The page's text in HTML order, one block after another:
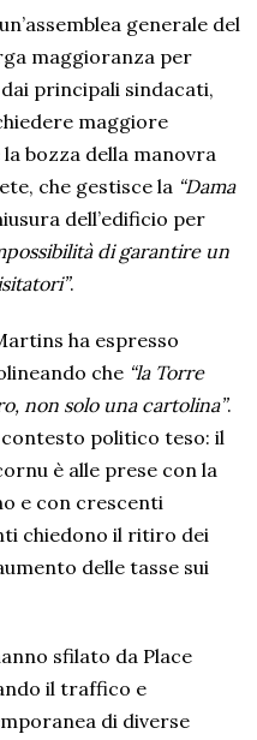
generale del
maggioranza per
principali sindacati,
maggiore
bozza della manovra
che gestisce la “Dama
dell’edificio per
di garantire un
.
ha espresso
che “la Torre
non solo una cartolina”.
politico teso: il
è alle prese con la
e con crescenti
chiedono il ritiro dei
delle tasse sui
sfilato da Place
il traffico e
di diverse